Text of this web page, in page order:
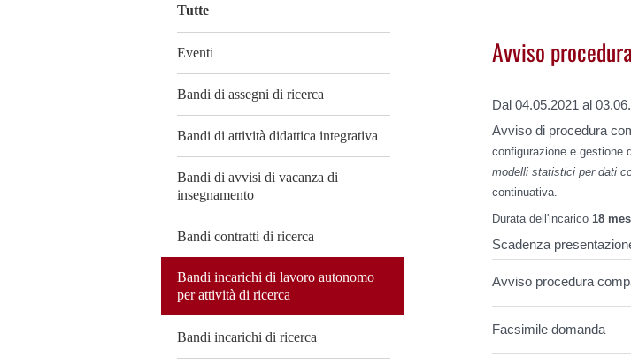
Tutte
Eventi
Bandi di assegni di ricerca
Bandi di attività didattica integrativa
Bandi di avvisi di vacanza di
insegnamento
Bandi contratti di ricerca
Bandi incarichi di lavoro autonomo
per attività di ricerca
Bandi incarichi di ricerca
Avviso
Dal 04.05.2021 al
Avviso di procedura
configurazione e gestione
modelli statistici per dati
continuativa
Durata dell'incarico 18
Scadenza
Avviso procedura
Facsimile domanda